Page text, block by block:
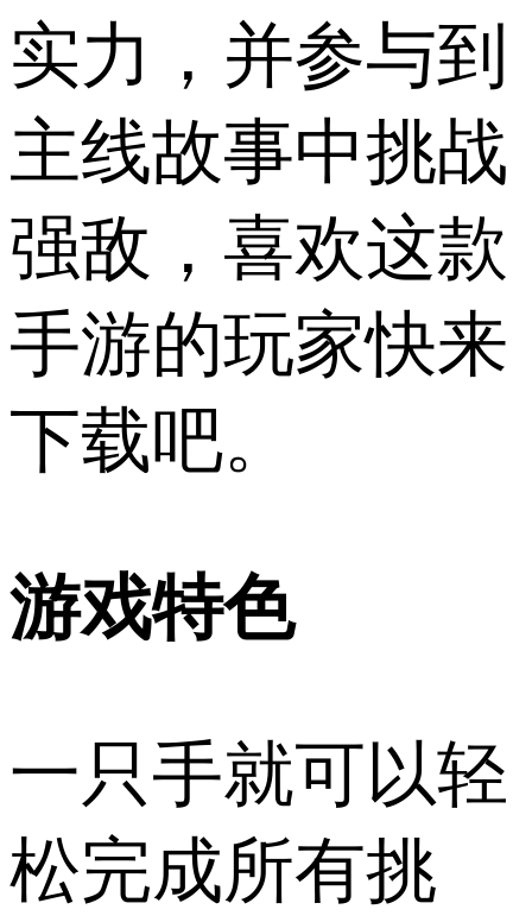
实力，并参与到
主线故事中挑战
强敌，喜欢这款
手游的玩家快来
下载吧。
游戏特色
一只手就可以轻
松完成所有挑